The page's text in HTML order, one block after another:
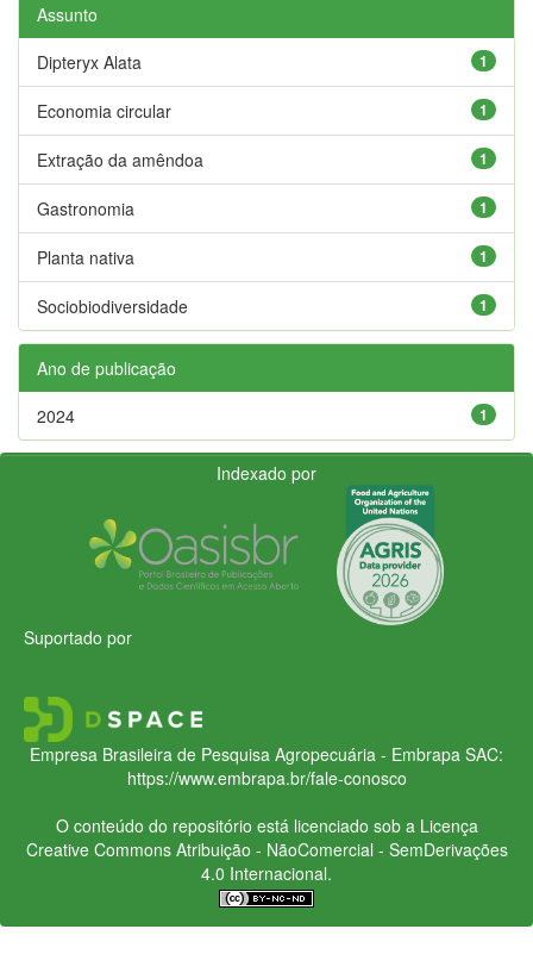
Assunto
1
Dipteryx Alata
1
Economia circular
1
Extração da amêndoa
1
Gastronomia
1
Planta nativa
1
Sociobiodiversidade
Ano de publicação
1
2024
Indexado por
Suportado por
Empresa Brasileira de Pesquisa Agropecuária - Embrapa SAC:
https://www.embrapa.br/fale-conosco
O conteúdo do repositório está licenciado sob a Licença
Creative CommonsAtribuição - NãoComercial - SemDerivações
4.0 Internacional.